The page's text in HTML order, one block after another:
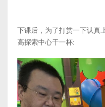
下课后，为了打赏一下认真
高探索中心干一杯: